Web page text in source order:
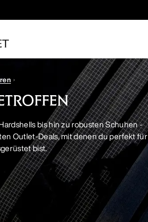
bis hin zu robusten Schuhen -
Outlet-Deals, mit denen du perfekt für
bist.